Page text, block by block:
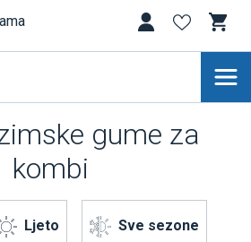
Ljeto Sve sezone
gume za
kombi